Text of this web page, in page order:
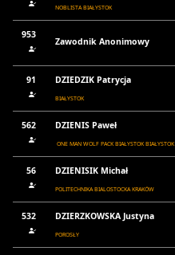
NOBLISTA BIAŁYSTOK
953
Zawodnik Anonimowy
91 DZIEDZIK Patrycja
BIAŁYSTOK
562 DZIENIS Paweł
ONE MAN WOLF PACK BIAŁYSTOK BIAŁYSTOK
56 DZIENISIK Michał
POLITECHNIKA BIALOSTOCKA KRAKÓW
532 DZIERZKOWSKA Justyna
POROSŁY